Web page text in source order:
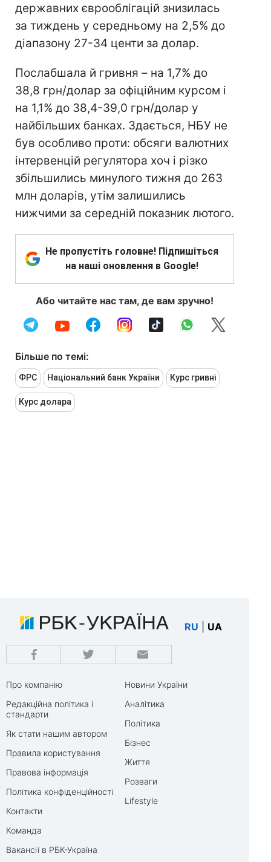
державних єврооблігацій знизилась
за тиждень у середньому на 2,5% до
діапазону 27-34 центи за долар.
Послабшала й гривня – на 1,7% до
38,8 грн/долар за офіційним курсом і
на 1,1% до 38,4-39,0 грн/долар у
найбільших банках. Здається, НБУ не
був особливо проти: обсяги валютних
інтервенцій регулятора хоч і різко
збільшились минулого тижня до 263
млн доларів, утім залишились
нижчими за середній показник лютого.
Не пропустіть головне! Підпишіться
на наші оновлення в Google!
Або читайте нас там, де вам зручно!
Більше по темі:
ФРС Національний банк України Курс гривні
Курс долара
RU UA
Про компанію
Редакційна політика і
стандарти
Як стати нашим автором
Правила користування
Правова інформація
Політика конфіденційності
Контакти
Команда
Вакансії в РБК-Україна
Новини України
Аналітика
Політика
Бізнес
Життя
Розваги
Lifestyle